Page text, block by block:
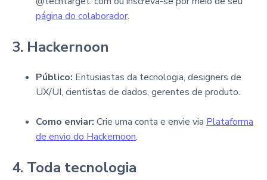
página do colaborador.
3. Hackernoon
Público: Entusiastas da tecnologia, designers de
UX/UI, cientistas de dados, gerentes de produto.
Como enviar: Crie uma conta e envie via Plataforma
de envio do Hackernoon.
4. Toda tecnologia